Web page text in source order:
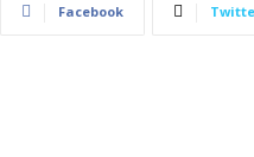
Facebook